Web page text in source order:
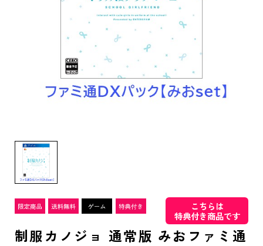
こちらは
特典付き商品です
制服カノジョ 通常版 みおファミ通